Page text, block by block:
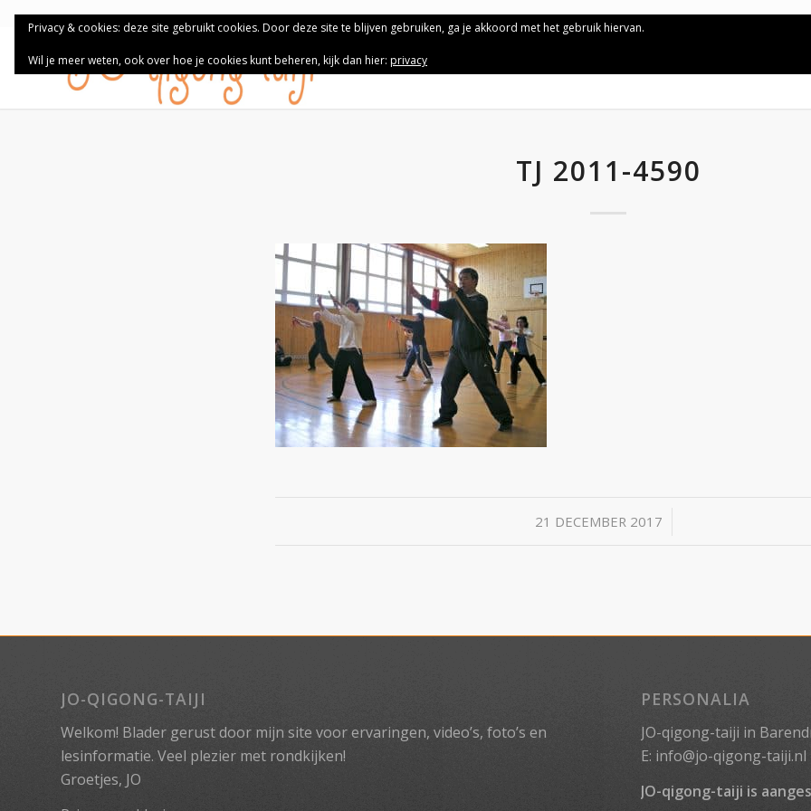
TJ 2011-4590
21 DECEMBER 2017
/
JO-QIGONG-TAIJI
Welkom! Blader gerust door mijn site voor ervaringen, video’s, foto’s en
lesinformatie. Veel plezier met rondkijken!
Groetjes, JO
PERSONALIA
JO-qigong-taiji in
E: info@jo-qigong-taiji.nl
JO-qigong-taiji is
Privacy & cookies: deze site gebruikt cookies. Door deze site te blijven gebruiken, ga je akkoord met het gebruik hiervan.
Wil je meer weten, ook over hoe je cookies kunt beheren, kijk dan hier: privacy